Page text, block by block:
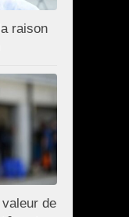
raison
de